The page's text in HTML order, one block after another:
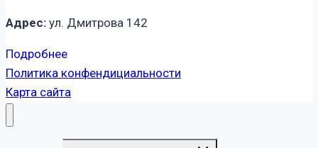
Адрес: ул. Дмитрова 142
Подробнее
Политика конфендициальности
Карта сайта